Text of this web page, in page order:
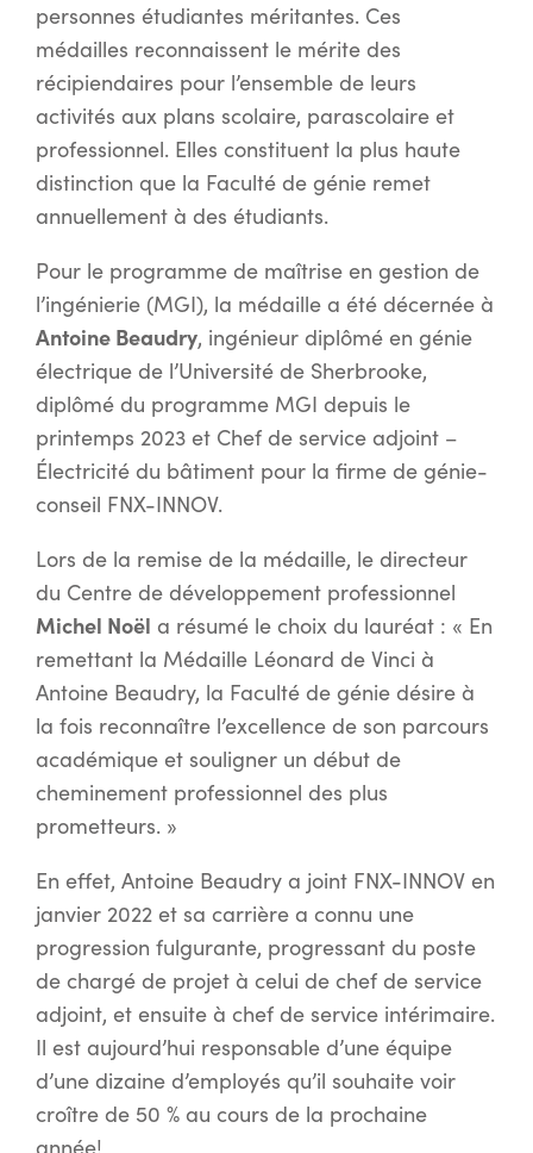
personnes étudiantes méritantes. Ces
médailles reconnaissent le mérite des
récipiendaires pour l’ensemble de leurs
activités aux plans scolaire, parascolaire et
professionnel. Elles constituent la plus haute
distinction que la Faculté de génie remet
annuellement à des étudiants.
Pour le programme de maîtrise en gestion de
l’ingénierie (MGI), la médaille a été décernée à
Antoine Beaudry, ingénieur diplômé en génie
électrique de l’Université de Sherbrooke,
diplômé du programme MGI depuis le
printemps 2023 et Chef de service adjoint –
Électricité du bâtiment pour la firme de génie-
conseil FNX-INNOV.
Lors de la remise de la médaille, le directeur
du Centre de développement professionnel
Michel Noël a résumé le choix du lauréat : « En
remettant la Médaille Léonard de Vinci à
Antoine Beaudry, la Faculté de génie désire à
la fois reconnaître l’excellence de son parcours
académique et souligner un début de
cheminement professionnel des plus
prometteurs. »
En effet, Antoine Beaudry a joint FNX-INNOV en
janvier 2022 et sa carrière a connu une
progression fulgurante, progressant du poste
de chargé de projet à celui de chef de service
adjoint, et ensuite à chef de service intérimaire.
Il est aujourd’hui responsable d’une équipe
d’une dizaine d’employés qu’il souhaite voir
croître de 50 % au cours de la prochaine